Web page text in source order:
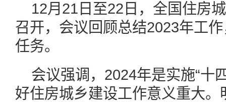
12月21日至22日，全国住房
召开，会议回顾总结2023年工
任务。
会议强调，2024年是实施“十
好住房城乡建设工作意义重大